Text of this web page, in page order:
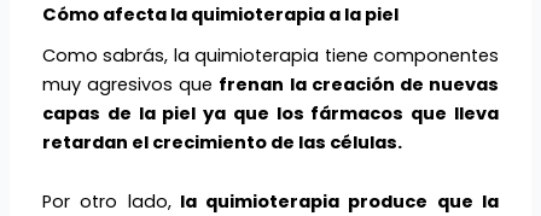
Cómo afecta la quimioterapia a la piel
Como sabrás, la quimioterapia tiene componentes
muy agresivos que frenan la creación de nuevas
capas de la piel ya que los fármacos que lleva
retardan el crecimiento de las células.
Por otro lado,la quimioterapia produce que la